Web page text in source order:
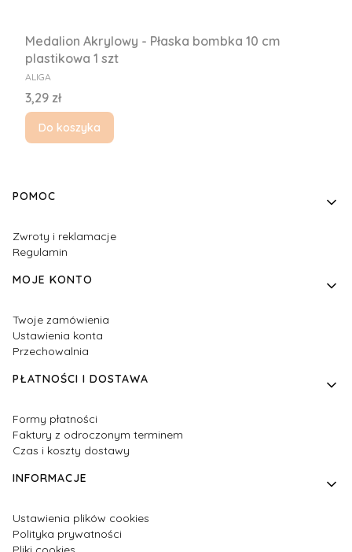
Medalion Akrylowy - Płaska bombka 10 cm
plastikowa 1 szt
PRODUCENT
ALIGA
Cena
3,29 zł
Do koszyka
Linki w stopce
POMOC
Zwroty i reklamacje
Regulamin
MOJE KONTO
Twoje zamówienia
Ustawienia konta
Przechowalnia
PŁATNOŚCI I DOSTAWA
Formy płatności
Faktury z odroczonym terminem
Czas i koszty dostawy
INFORMACJE
Ustawienia plików cookies
Polityka prywatności